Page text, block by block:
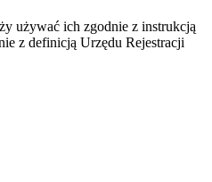
używać ich zgodnie z instrukcją
z definicją Urzędu Rejestracji